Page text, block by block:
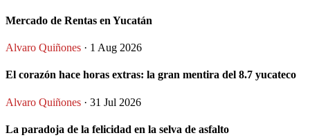
Mercado de Rentas en Yucatán
Alvaro Quiñones · 1 Aug 2026
El corazón hace horas extras: la gran mentira del 8.7 yucateco
Alvaro Quiñones · 31 Jul 2026
La paradoja de la felicidad en la selva de asfalto